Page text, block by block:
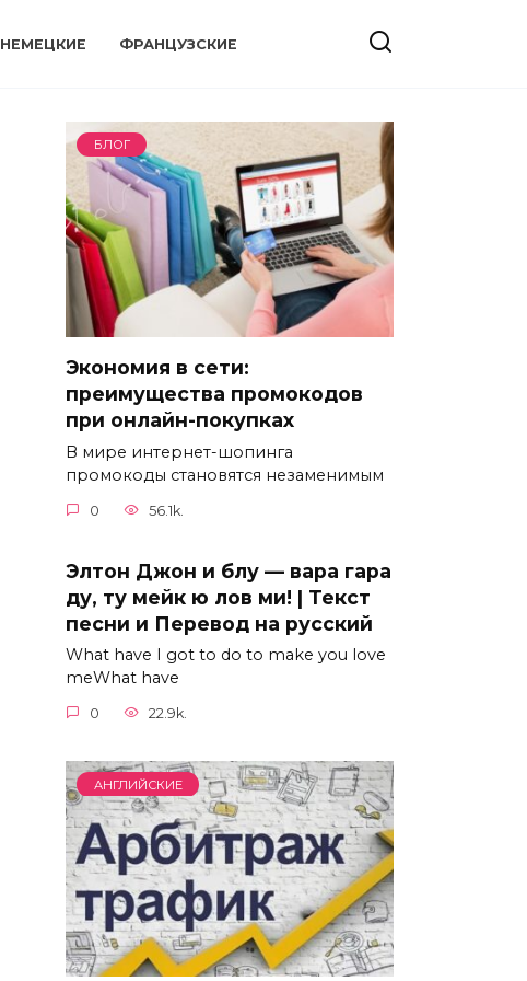
НЕМЕЦКИЕ ФРАНЦУЗСКИЕ
БЛОГ
Экономия в сети:
преимущества промокодов
при онлайн-покупках
В мире интернет-шопинга
промокоды становятся незаменимым
0 56.1k.
Элтон Джон и блу — вара гара
ду, ту мейк ю лов ми! | Текст
песни и Перевод на русский
What have I got to do to make you love
meWhat have
0 22.9k.
АНГЛИЙСКИЕ